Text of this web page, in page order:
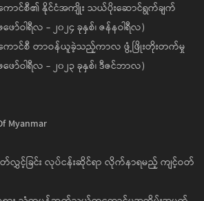
ောင်စီ၏ နိုင်ငံအကျိုး သယ်ပိုးဆောင်ရွက်ချက်
ော်ဝါရီလ - ၂၀၂၄ ခုနှစ်၊ ဇန်နဝါရီလ)
ကောင်စီ တာဝန်ယူခဲ့သည့်ကာလ ဖွံ့ဖြိုးတိုးတက်မှု
ော်ဝါရီလ - ၂၀၂၃ ခုနှစ်၊ ဒီဇင်ဘာလ)
Myanmar
လွှင့်ခြင်း လုပ်ငန်းဆိုင်ရာ လိုက်နာရမည့် ကျင့်ဝတ်